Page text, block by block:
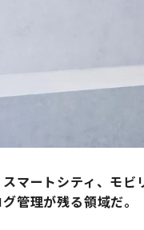
スマートシティ、モ
管理が残る領域だ。